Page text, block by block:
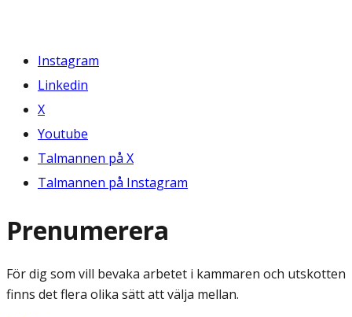
Instagram
Linkedin
X
Youtube
Talmannen på X
Talmannen på Instagram
Prenumerera
För dig som vill bevaka arbetet i kammaren och utskotten
finns det flera olika sätt att välja mellan.